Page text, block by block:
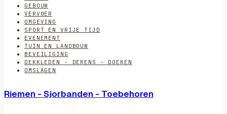
GEBOUW
VERVOER
OMGEVING
SPORT EN VRIJE TIJD
EVENEMENT
TUIN EN LANDBOUW
BEVEILIGING
DEKKLEDEN - DEKENS - DOEKEN
OMSLAGEN
Riemen - Sjorbanden - Toebehoren